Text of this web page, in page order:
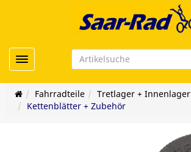
Toggle navigation
Fahrradteile
Tretlager + Innenlager
Kettenblätter + Zubehör